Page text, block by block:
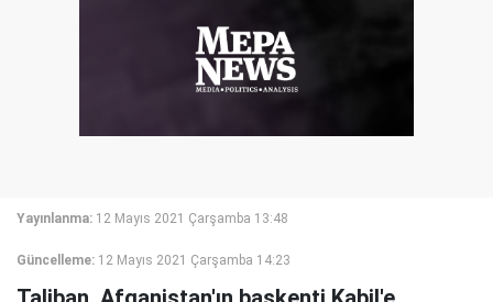
Yayınlanma: 12 Mayıs 2021 Çarşamba 13:48
Güncelleme: 12 Mayıs 2021 Çarşamba 14:23